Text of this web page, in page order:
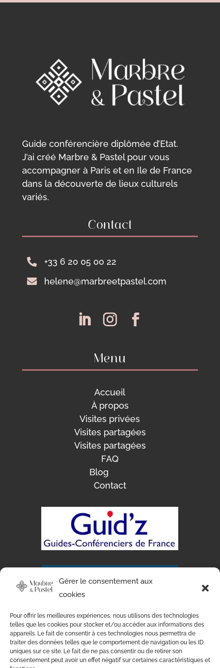
Gérer le consentement aux
cookies
Pour offrir les meilleures expériences, nous utilisons des technologies
telles que les cookies pour stocker et/ou accéder aux informations des
appareils. Le fait de consentir à ces technologies nous permettra de
traiter des données telles que le comportement de navigation ou les ID
uniques sur ce site. Le fait de ne pas consentir ou de retirer son
consentement peut avoir un effet négatif sur certaines caractéristiques et
Guide conférencière diplômée d’Etat.
J’ai créé Marbre & Pastel pour vous
accompagner à Paris et en Ile de France
dans la découverte de lieux culturels
variés.
Contact

+33 6 20 05 00 22

helene@marbreetpastel.com
Menu
Accueil
Àpropos
Visites privées
Visites partagées
Visites partagées
FAQ
Blog
Contact